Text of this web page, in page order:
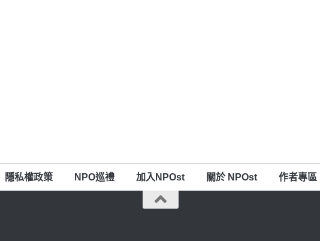
隱私權政策 NPO巡禮 加入NPOst 關於 NPOst 作者專區